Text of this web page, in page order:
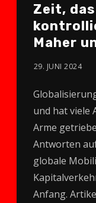
Zeit,
Maher
29. JUNI 2024
und hat viele
Arme
Antworten
globale
Anfang.